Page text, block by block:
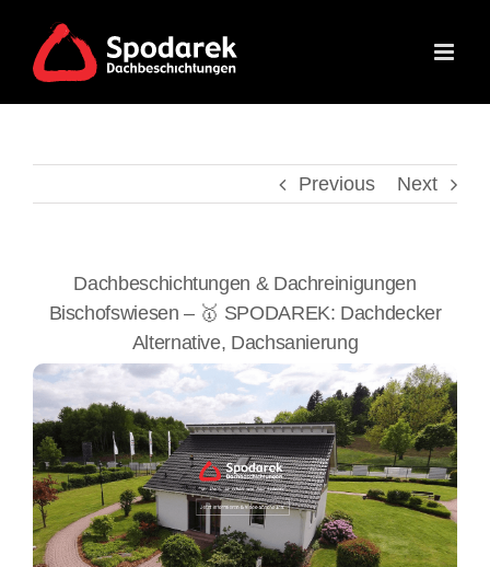
content
Previous Next
Dachbeschichtungen & Dachreinigungen
Bischofswiesen – 🥇 SPODAREK: Dachdecker
Alternative, Dachsanierung